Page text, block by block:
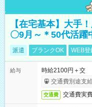
【在宅基本】大手
〇9月～＊50代活躍
派遣 ブランクOK WEB登
給与
時給2100円＋交
交通費別途支
交通費 交通費実